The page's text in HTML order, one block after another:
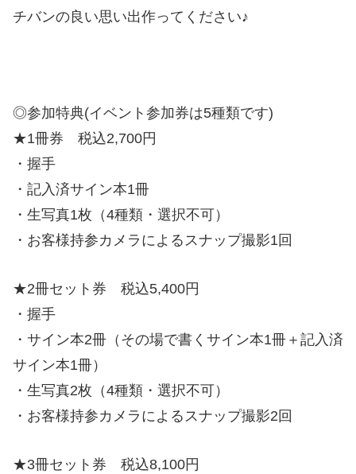
チバンの良い思い出作ってください♪
◎参加特典(イベント参加券は5種類です)
★1冊券 税込2,700円
・握手
・記入済サイン本1冊
・生写真1枚（4種類・選択不可）
・お客様持参カメラによるスナップ撮影1回
★2冊セット券 税込5,400円
・握手
・サイン本2冊（その場で書くサイン本1冊＋記入済
サイン本1冊）
・生写真2枚（4種類・選択不可）
・お客様持参カメラによるスナップ撮影2回
★3冊セット券 税込8,100円